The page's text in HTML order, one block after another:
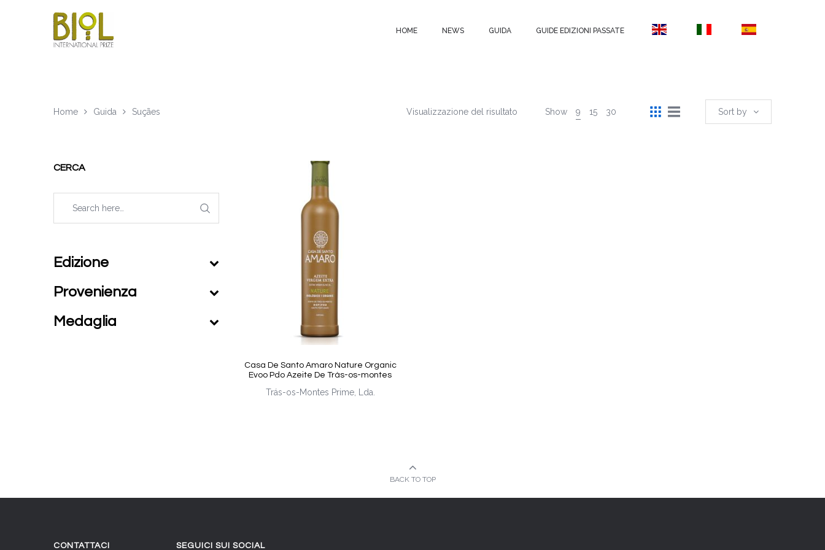
HOME NEWS GUIDA GUIDE EDIZIONI PASSATE
Home Guida Suçães Sort by
Visualizzazione del risultato Show 9 15 30
Casa De Santo Amaro Nature Organic
Evoo Pdo Azeite De Tràs-os-montes
Trás-os-Montes Prime, Lda.
CERCA
Edizione
Provenienza
Medaglia
BACK TO TOP
CONTATTACI SEGUICI SUI SOCIAL